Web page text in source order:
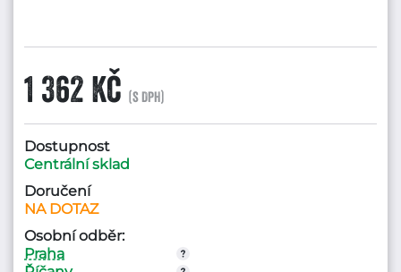
1 362 Kč (s DPH)
Dostupnost
Centrální sklad
Doručení
NA DOTAZ
Osobní odběr:
Praha